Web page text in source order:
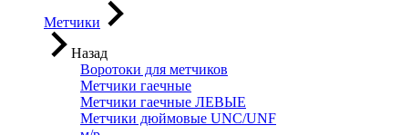
Метчики
Назад
Воротоки для метчиков
Метчики гаечные
Метчики гаечные ЛЕВЫЕ
Метчики дюймовые UNC/UNF